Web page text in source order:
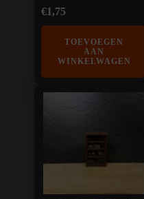
€1,75
TOEVOEGEN
AAN
WINKELWAGEN